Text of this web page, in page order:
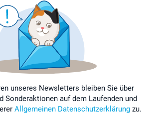
unseres Newsletters bleiben Sie über
Sonderaktionen auf dem Laufenden und
Allgemeinen Datenschutzerklärung zu.